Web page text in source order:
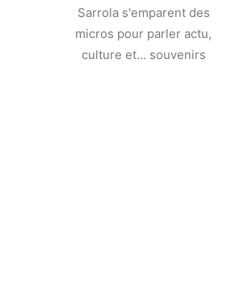
Sarrola s'emparent des
micros pour parler actu,
culture et... souvenirs